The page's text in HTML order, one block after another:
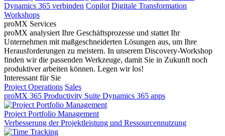
Dynamics 365 verbinden Copilot Digitale Transformation
Workshops
proMX Services
proMX analysiert Ihre Geschäftsprozesse und stattet Ihr
Unternehmen mit maßgeschneiderten Lösungen aus, um Ihre
Herausforderungen zu meistern. In unserem Discovery-Workshop
finden wir die passenden Werkzeuge, damit Sie in Zukunft noch
produktiver arbeiten können. Legen wir los!
Interessant für Sie
Project Operations Sales
proMX 365 Productivity Suite Dynamics 365 apps
Project Portfolio Management
Verbesserung der Projektleistung und Ressourcennutzung